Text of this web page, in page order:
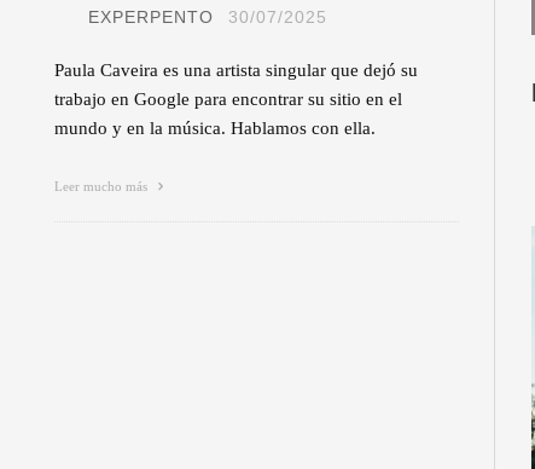
EXPERPENTO 30/07/2025
Paula Caveira es una artista singular que dejó su
trabajo en Google para encontrar su sitio en el
mundo y en la música. Hablamos con ella.
Leer mucho más